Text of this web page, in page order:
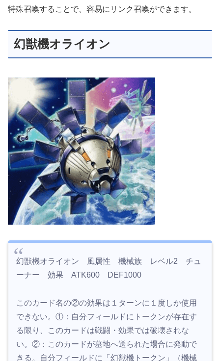
特殊召喚することで、容易にリンク召喚ができます。
幻獣機オライオン
幻獣機オライオン 風属性 機械族 レベル2 チュ
ーナー 効果 ATK600 DEF1000
このカード名の②の効果は１ターンに１度しか使用
できない。①：自分フィールドにトークンが存在す
る限り、このカードは戦闘・効果では破壊されな
い。②：このカードが墓地へ送られた場合に発動で
きる。自分フィールドに「幻獣機トークン」（機械